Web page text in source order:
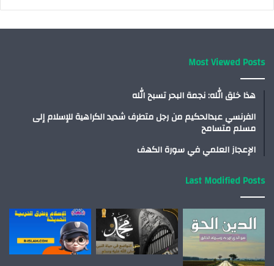
Most Viewed Posts
هذا خلق الله: نجمة البحر تسبح الله
الفرنسي عبدالحكيم من رجل متطرف شديد الكراهية للإسلام إلى
مسلم متسامح
الإعجاز العلمي في سورة الكهف
Last Modified Posts